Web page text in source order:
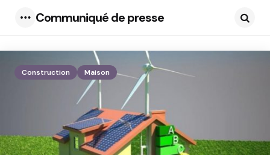
Communiqué de presse
Construction Maison